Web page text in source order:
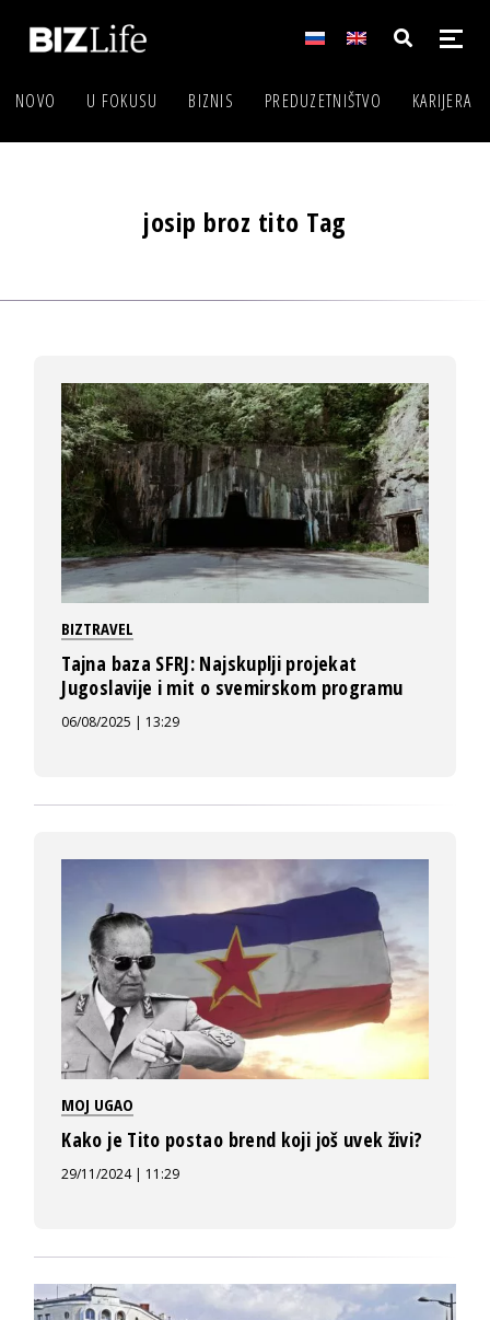
NOVO U FOKUSU BIZNIS PREDUZETNIŠTVO KARIJERA
josip broz tito Tag
BIZTRAVEL
Tajna baza SFRJ: Najskuplji projekat
Jugoslavije i mit o svemirskom programu
06/08/2025 | 13:29
MOJ UGAO
Kako je Tito postao brend koji još uvek živi?
29/11/2024 | 11:29